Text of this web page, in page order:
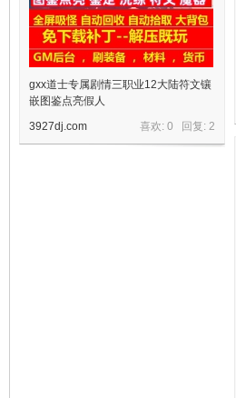
gxx道士专属剧情三职业12大陆符文镶
嵌图鉴点亮假人
喜欢: 0 回复: 2
3927dj.com